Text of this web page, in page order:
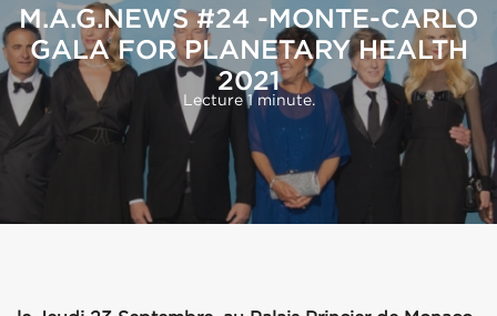
M.A.G.NEWS #24 -MONTE-CARLO
GALA FOR PLANETARY HEALTH
2021
Lecture 1 minute.